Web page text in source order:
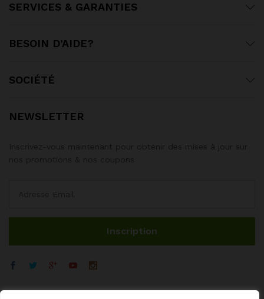
SERVICES & GARANTIES
BESOIN D’AIDE?
SOCIÉTÉ
NEWSLETTER